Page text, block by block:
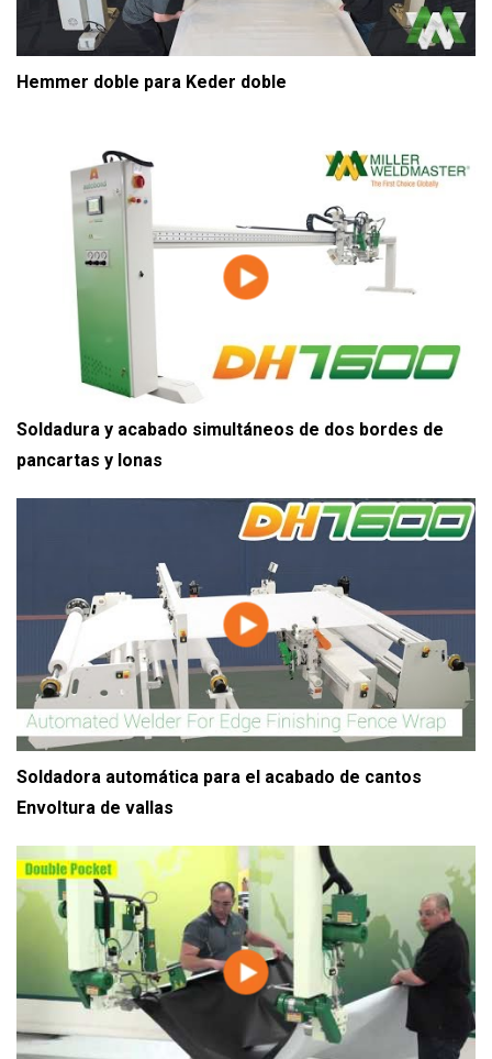
Hemmer doble para Keder doble
Soldadura y acabado simultáneos de dos bordes de
pancartas y lonas
Soldadora automática para el acabado de cantos
Envoltura de vallas